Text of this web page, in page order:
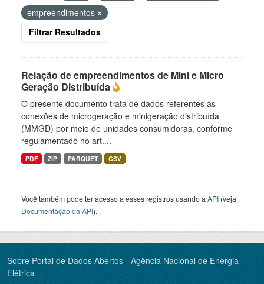
empreendimentos
Filtrar Resultados
Relação de empreendimentos de Mini e Micro
Geração Distribuída
O presente documento trata de dados referentes às
conexões de microgeração e minigeração distribuída
(MMGD) por meio de unidades consumidoras, conforme
regulamentado no art....
PDF ZIP PARQUET CSV
Você também pode ter acesso a esses registros usando a API (veja
Documentação da API).
Sobre Portal de Dados Abertos - Agência Nacional de Energia
Elétrica